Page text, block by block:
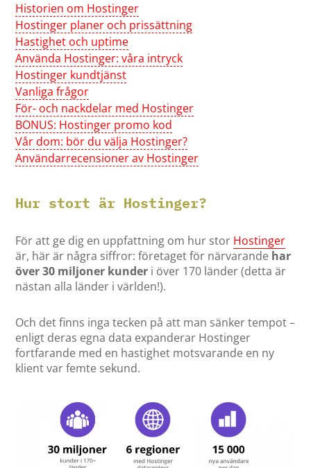
Historien om Hostinger
Hostinger planer och prissättning
Hastighet och uptime
Använda Hostinger: våra intryck
Hostinger kundtjänst
Vanliga frågor
För- och nackdelar med Hostinger
BONUS: Hostinger promo kod
Vår dom: bör du välja Hostinger?
Användarrecensioner av Hostinger
Hur stort är Hostinger?
För att ge dig en uppfattning om hur stor Hostinger
är, här är några siffror: företaget för närvarande har
över 30 miljoner kunder i över 170 länder (detta är
nästan alla länder i världen!).
Och det finns inga tecken på att man sänker tempot –
enligt deras egna data expanderar Hostinger
fortfarande med en hastighet motsvarande en ny
klient var femte sekund.